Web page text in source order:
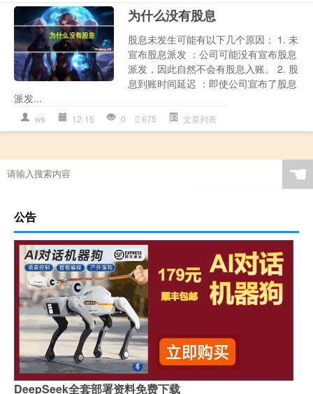
为什么没有股息
股息未发生可能有以下几个原因： 1. 未
宣布股息派发 ：公司可能没有宣布股息
派发，因此自然不会有股息入账。 2. 股
息到账时间延迟 ：即使公司宣布了股息
派发...
ws 12-15 0 675 文章列表
☚
公告
DeepSeek全套部署资料免费下载